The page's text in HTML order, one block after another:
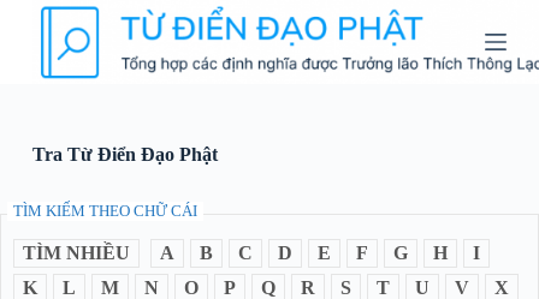
t
n
t
Tra Từ Điển Đạo Phật
TÌM KIẾM THEO CHỮ CÁI
TÌM NHIỀU A B C D E F G H
I
K
L M N O P Q R S T U V
X